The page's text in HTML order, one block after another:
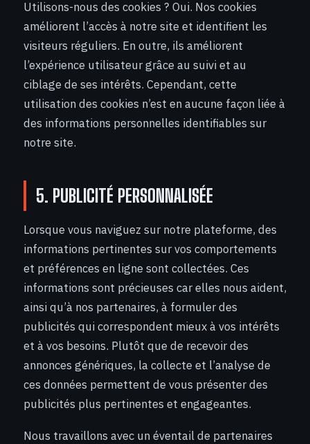
Utilisons-nous des cookies ? Oui. Nos cookies
améliorent l’accès à notre site et identifient les
visiteurs réguliers. En outre, ils améliorent
l’expérience utilisateur grâce au suivi et au
ciblage de ses intérêts. Cependant, cette
utilisation des cookies n’est en aucune façon liée à
des informations personnelles identifiables sur
notre site.
5. PUBLICITÉ PERSONNALISÉE
Lorsque vous naviguez sur notre plateforme, des
informations pertinentes sur vos comportements
et préférences en ligne sont collectées. Ces
informations sont précieuses car elles nous aident,
ainsi qu’à nos partenaires, à formuler des
publicités qui correspondent mieux à vos intérêts
et à vos besoins. Plutôt que de recevoir des
annonces génériques, la collecte et l’analyse de
ces données permettent de vous présenter des
publicités plus pertinentes et engageantes.
Nous travaillons avec un éventail de partenaires